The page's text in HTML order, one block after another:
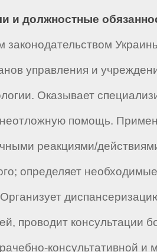
и должностные
законодательством
управления и
Оказывает
помощь.
реакциями/
определяет
проводит
консультативной